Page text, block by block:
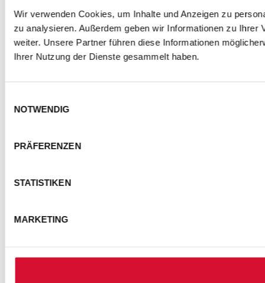
Wir verwenden Cookies, um Inhalte und Anzeigen zu
zu analysieren. Außerdem geben wir Informationen zu
weiter. Unsere Partner führen diese Informationen
Ihrer Nutzung der Dienste gesammelt haben.
NOTWENDIG
PRÄFERENZEN
STATISTIKEN
MARKETING